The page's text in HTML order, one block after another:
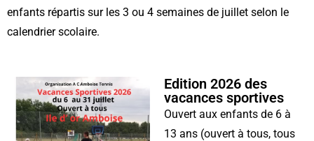
enfants répartis sur les 3 ou 4 semaines de juillet selon le
calendrier scolaire.
Edition 2026 des
vacances sportives
Ouvert aux enfants de 6 à
13 ans (ouvert à tous, tous